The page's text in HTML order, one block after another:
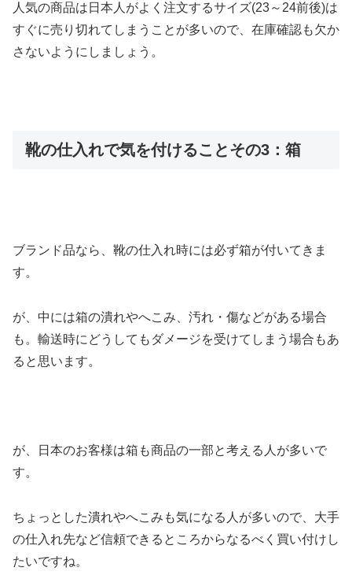
人気の商品は日本人がよく注文するサイズ(23～24前後)は
すぐに売り切れてしまうことが多いので、在庫確認も欠か
さないようにしましょう。
靴の仕入れで気を付けることその3：箱
ブランド品なら、靴の仕入れ時には必ず箱が付いてきま
す。
が、中には箱の潰れやへこみ、汚れ・傷などがある場合
も。輸送時にどうしてもダメージを受けてしまう場合もあ
ると思います。
が、日本のお客様は箱も商品の一部と考える人が多いで
す。
ちょっとした潰れやへこみも気になる人が多いので、大手
の仕入れ先など信頼できるところからなるべく買い付けし
たいですね。